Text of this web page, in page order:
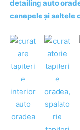
detailing auto
canapele și saltele